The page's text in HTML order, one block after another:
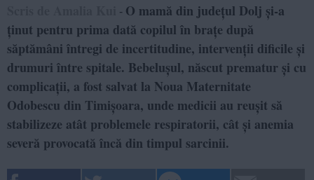
- O mamă din județul Dolj și-a
ținut pentru prima dată copilul în brațe după
săptămâni întregi de incertitudine, intervenții dificile și
drumuri între spitale. Bebelușul, născut prematur și cu
complicații, a fost salvat la Noua Maternitate
Odobescu din Timișoara, unde medicii au reușit să
stabilizeze atât problemele respiratorii, cât și anemia
severă provocată încă din timpul sarcinii.